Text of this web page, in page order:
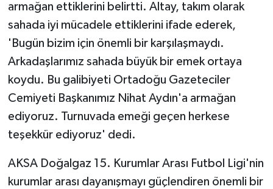
armağan ettiklerini belirtti. Altay, takım olarak
sahada iyi mücadele ettiklerini ifade ederek,
'Bugün bizim için önemli bir karşılaşmaydı.
Arkadaşlarımız sahada büyük bir emek ortaya
koydu. Bu galibiyeti Ortadoğu Gazeteciler
Cemiyeti Başkanımız Nihat Aydın'a armağan
ediyoruz. Turnuvada emeği geçen herkese
teşekkür ediyoruz' dedi.
AKSA Doğalgaz 15. Kurumlar Arası Futbol Ligi'nin
kurumlar arası dayanışmayı güçlendiren önemli bir